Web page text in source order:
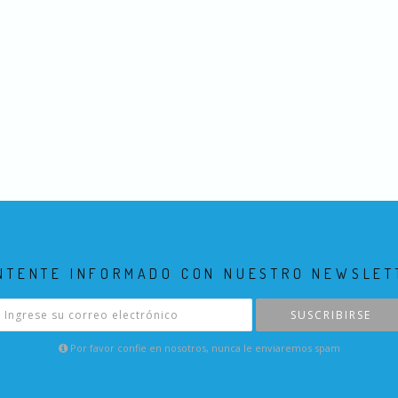
INFORMADO CON NUESTRO
SUSCRIBIRSE
Por favor confie en nosotros, nunca le enviaremos spam